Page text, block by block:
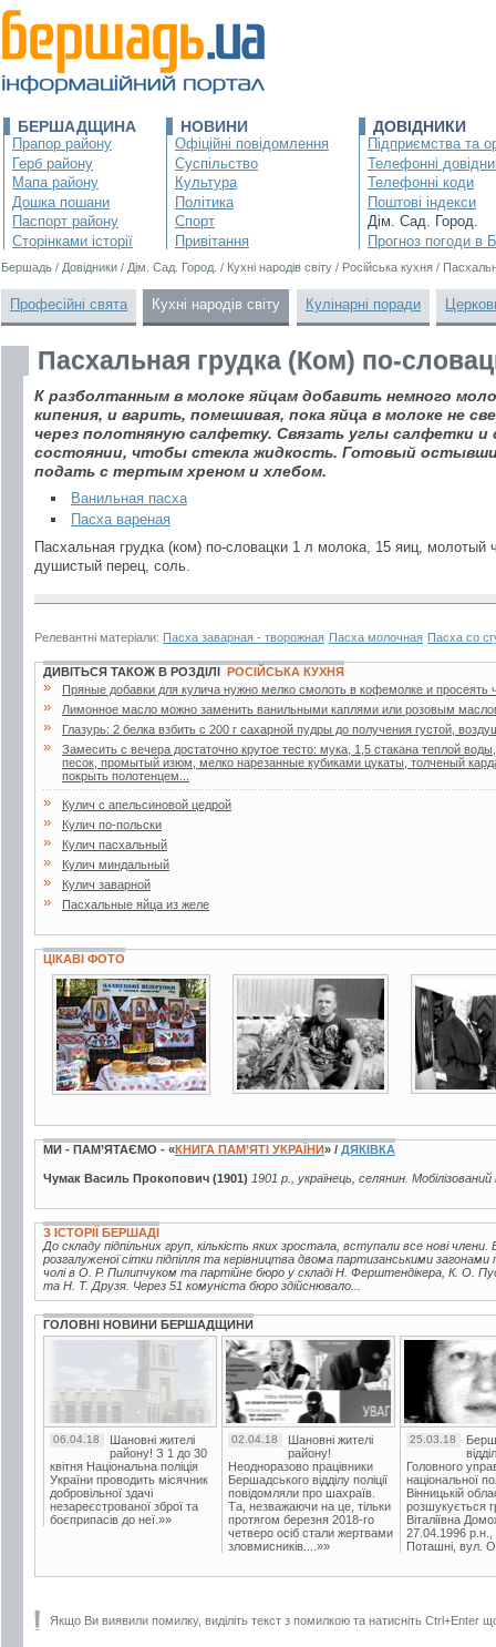
БЕРШАДЩИНА
Прапор району
Герб району
Мапа району
Дошка пошани
Паспорт району
Сторінками історії
НОВИНИ
Офіційні повідомлення
Суспільство
Культура
Політика
Спорт
Привітання
ДОВІДНИКИ
Підприємства та
Телефонні
Телефонні коди
Поштові індекси
Дім. Сад. Город.
Прогноз погоди в
Бершадь / Довідники / Дім. Сад. Город. / Кухні народів світу / Російська кухня /
Професійні свята Кухні народів світу Кулінарні поради
Пасхальная грудка (Ком) по-
К разболтанным в молоке яйцам добавить немного
кипения, и варить, помешивая, пока яйца в молоке не
через полотняную салфетку. Связать углы салфетки
состоянии, чтобы стекла жидкость. Готовый
подать с тертым хреном и хлебом.
Ванильная пасха
Пасха вареная
Пасхальная грудка (ком) по-словацки 1 л молока, 15 яиц, молотый
душистый перец, соль.
Релевантні матеріали: Пасха заварная - творожная Пасха молочная Пасха со
ДИВІТЬСЯ ТАКОЖ В РОЗДІЛІ РОСІЙСЬКА КУХНЯ
» Пряные добавки для кулича нужно мелко смолоть в кофемолке и просеять
» Лимонное масло можно заменить ванильными каплями или розовым
» Глазурь: 2 белка взбить с 200 г сахарной пудры до получения густой,
»
Замесить с вечера достаточно крутое тесто: мука, 1,5 стакана теплой
песок, промытый изюм, мелко нарезанные кубиками цукаты, толченый
покрыть полотенцем...
» Кулич с апельсиновой цедрой
» Кулич по-польски
» Кулич пасхальный
» Кулич миндальный
» Кулич заварной
» Пасхальные яйца из желе
ЦІКАВІ ФОТО
2 фото
МИ - ПАМ’ЯТАЄМО - «КНИГА ПАМ’ЯТІ УКРАЇНИ» / ДЯКІВКА
Чумак Василь Прокопович (1901) 1901 р., українець, селянин.
З ІСТОРІЇ БЕРШАДІ
До складу підпільних груп, кількість яких зростала, вступали все нові члени.
розгалуженої сітки підпілля та керівництва двома партизанськими
чолі в О. Р. Пилипчуком та партійне бюро у складі Н. Ферштендікера, К. О.
та Н. Т. Друзя. Через 51 комуніста бюро здійснювало...
ГОЛОВНІ НОВИНИ БЕРШАДЩИНИ
06.04.18
Шановні жителі
району! З 1 до 30
квітня Національна поліція
України проводить місячник
добровільної здачі
незареєстрованої зброї та
боєприпасів до неї.»»
02.04.18
Шановні жителі
району!
Неодноразово працівники
Бершадського відділу поліції
повідомляли про шахраїв.
Та, незважаючи на це, тільки
протягом березня 2018-го
четверо осіб стали жертвами
зловмисників....»»
25.03.18
Головного
національної
Вінницькій
розшукується
Віталіївна
27.04.1996 р.н.,
Поташні, вул.
Якщо Ви виявили помилку, виділіть текст з помилкою та натисніть Ctrl+Enter